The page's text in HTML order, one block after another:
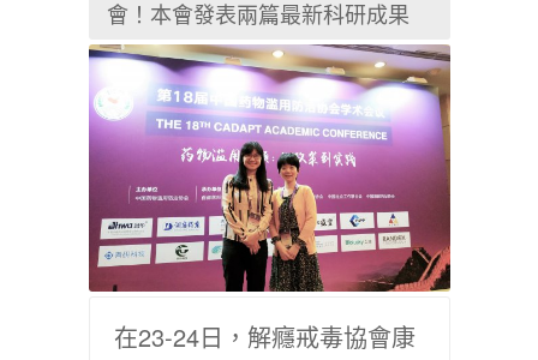
會！本會發表兩篇最新科研成果
在23-24日，解癮戒毒協會康